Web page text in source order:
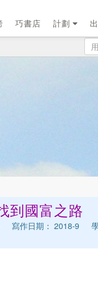
巧書店 計劃
用
戶
到國富之路
寫作日期： 2018-9